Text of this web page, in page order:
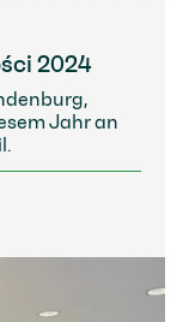
2024
Jahr an